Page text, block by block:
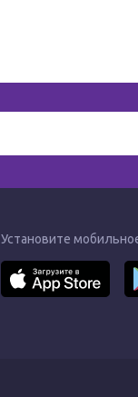
Установите